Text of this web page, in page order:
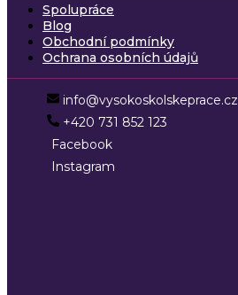
Spolupráce
Blog
Obchodní podmínky
Ochrana osobních údajů
info@vysokoskolskeprace.cz
+420 731 852 123
Facebook
Instagram